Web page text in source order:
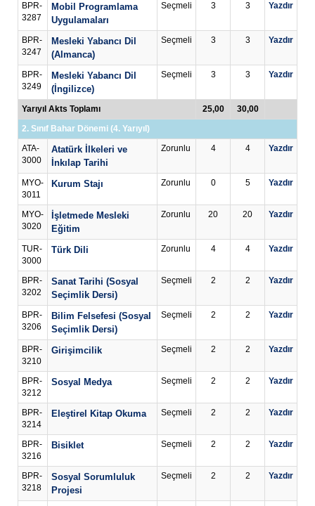
BPR-
3287
Mobil Programlama
Uygulamaları
Seçmeli 3 3 Yazdır
BPR-
3247
Mesleki Yabancı Dil
(Almanca)
Seçmeli 3 3 Yazdır
BPR-
3249
Mesleki Yabancı Dil
(İngilizce)
Seçmeli 3 3 Yazdır
Yarıyıl Akts Toplamı 25,00
30,00
2. Sınıf Bahar Dönemi (4. Yarıyıl)
ATA-
3000
Atatürk İlkeleri ve
İnkılap Tarihi
Zorunlu 4 4 Yazdır
MYO-
3011
Kurum Stajı Zorunlu 0 5 Yazdır
MYO-
3020
İşletmede Mesleki
Eğitim
Zorunlu 20 20 Yazdır
TUR-
3000
Türk Dili Zorunlu 4 4 Yazdır
BPR-
3202
Sanat Tarihi (Sosyal
Seçimlik Dersi)
Seçmeli 2 2 Yazdır
BPR-
3206
Bilim Felsefesi (Sosyal
Seçimlik Dersi)
Seçmeli 2 2 Yazdır
BPR-
3210
Girişimcilik Seçmeli 2 2 Yazdır
BPR-
3212
Sosyal Medya Seçmeli 2 2 Yazdır
BPR-
3214
Eleştirel Kitap Okuma Seçmeli 2 2 Yazdır
BPR-
3216
Bisiklet Seçmeli 2 2 Yazdır
BPR-
3218
Sosyal Sorumluluk
Projesi
Seçmeli 2 2 Yazdır